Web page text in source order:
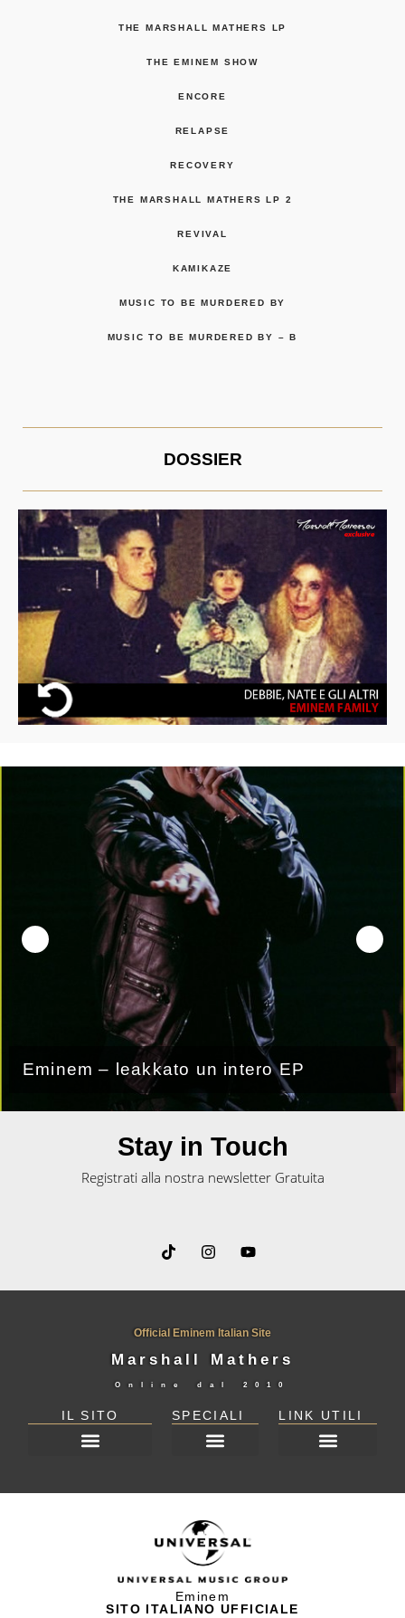
THE MARSHALL MATHERS LP
THE EMINEM SHOW
ENCORE
RELAPSE
RECOVERY
THE MARSHALL MATHERS LP 2
REVIVAL
KAMIKAZE
MUSIC TO BE MURDERED BY
MUSIC TO BE MURDERED BY – B
DOSSIER
Nuova versione di Lose Yourself dei
Selected of God Choir
Stay in Touch
Registrati alla nostra newsletter Gratuita
Official Eminem Italian Site
Marshall Mathers
Online dal 2010
IL SITO SPECIALI LINK UTILI
Eminem
SITO ITALIANO UFFICIALE